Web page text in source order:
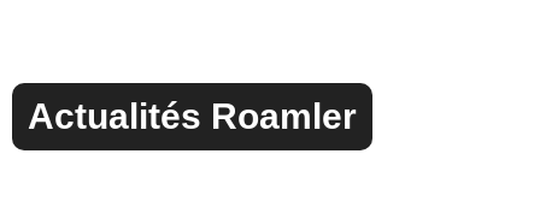
Actualités Roamler